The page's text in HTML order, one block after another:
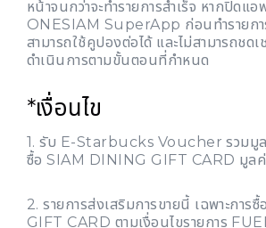
หน้าจนกว่าจะทำรายการสำเร็จ หากปิดแ
ONESIAM SuperApp ก่อนทำรายการ
สามารถใช้คูปองต่อได้ และไม่สามารถชดเ
ดำเนินการตามขั้นตอนที่กำหนด
*เงื่อนไข
1. รับ E-Starbucks Voucher รวมมู
ซื้อ SIAM DINING GIFT CARD มูล
2. รายการส่งเสริมการขายนี้ เฉพาะกา
GIFT CARD ตามเงื่อนไขรายการ